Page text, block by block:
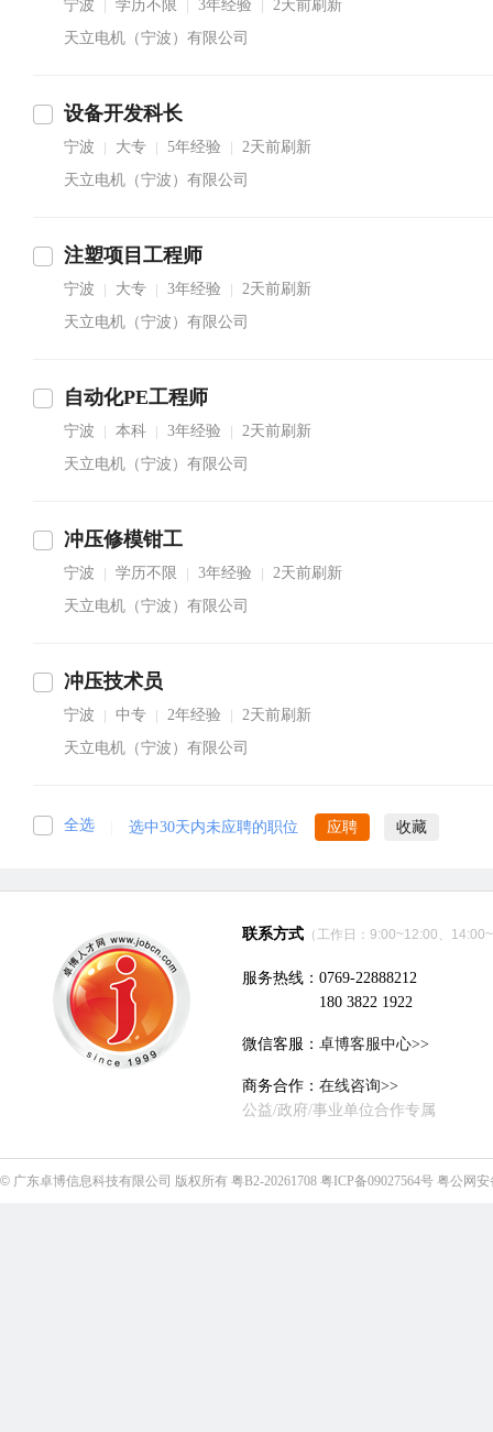
宁波 学历不限 3年经验
2天前刷新
天立电机（宁波）有限公司
设备开发科长
宁波 大专 5年经验
2天前刷新
天立电机（宁波）有限公司
注塑项目工程师
宁波 大专 3年经验
2天前刷新
天立电机（宁波）有限公司
自动化PE工程师
宁波 本科 3年经验
2天前刷新
天立电机（宁波）有限公司
冲压修模钳工
宁波 学历不限 3年经验
2天前刷新
天立电机（宁波）有限公司
冲压技术员
宁波 中专 2年经验
2天前刷新
天立电机（宁波）有限公司
全选 选中30天内未应聘的职位 应聘 收藏
联系方式 （工作日：9:00~12:00、
服务热线：0769-22888212
180 3822 1922
微信客服： 卓博客服中心>>
商务合作： 在线咨询>>
公益/政府/事业单位合作专属
© 广东卓博信息科技有限公司 版权所有 粤B2-20261708 粤ICP备09027564号 粤公网安